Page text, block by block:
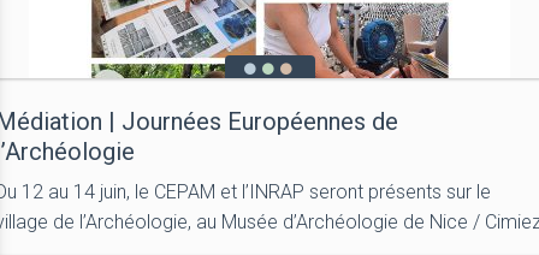
| Journées Européennes de
12 au 14 juin, le CEPAM et l’INRAP seront présents sur le
de l’Archéologie, au Musée d’Archéologie de Nice /